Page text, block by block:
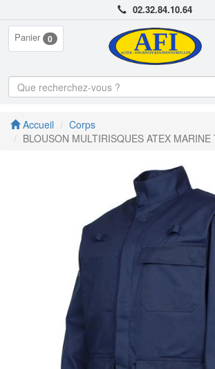
02.32.84.10.64
Panier 0
Accueil
Corps
BLOUSON MULTIRISQUES ATEX MARINE